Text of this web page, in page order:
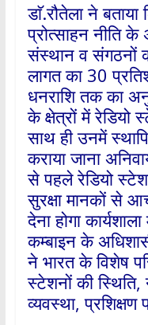
डाॅ.रौतेला ने
प्रोत्साहन नीति
संस्थान व संगठनों
लागत का 30
धनराशि तक का
के क्षेत्रों में रेडियो
साथ ही उनमें
कराया जाना
से पहले रेडियो
सुरक्षा मानकों से
देना होगा
कम्बाइन के
ने भारत के विशेष
स्टेशनों की स्थिति,
व्यवस्था, प्रशिक्षण